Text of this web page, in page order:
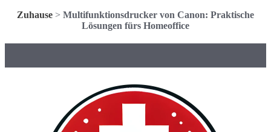
Zuhause > Multifunktionsdrucker von Canon: Praktische
Lösungen fürs Homeoffice